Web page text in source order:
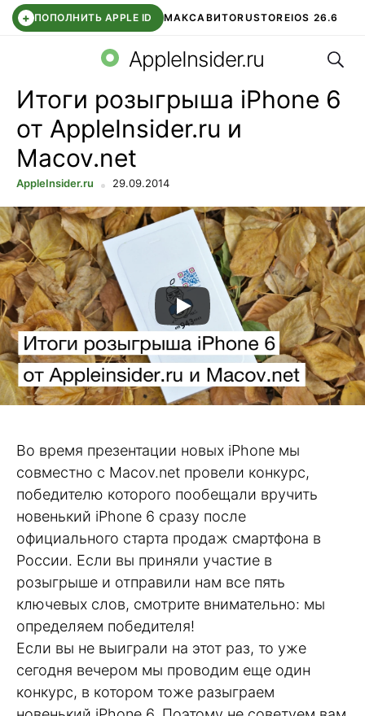
+ ПОПОЛНИТЬ APPLE ID МАКСАВИТОRUSTOREIOS 26.6
СБЕР КИДС ВТБ ОНЛАЙН ЧАТ В ROBLOX
AppleInsider.ru
Итоги розыгрыша iPhone 6
от AppleInsider.ru и
Macov.net
AppleInsider.ru 29.09.2014
Во время презентации новых iPhone мы
совместно с Macov.net провели конкурс,
победителю которого пообещали вручить
новенький iPhone 6 сразу после
официального старта продаж смартфона в
России. Если вы приняли участие в
розыгрыше и отправили нам все пять
ключевых слов, смотрите внимательно: мы
определяем победителя!
Если вы не выиграли на этот раз, то уже
сегодня вечером мы проводим еще один
конкурс, в котором тоже разыграем